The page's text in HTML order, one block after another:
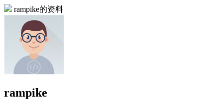
rampike的资料
rampike